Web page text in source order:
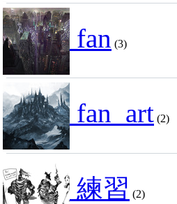
fan (3)
fan_art (2)
練習 (2)